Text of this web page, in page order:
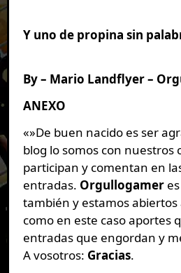
Y uno de propina sin
By – Mario Landflyer –
ANEXO
«»De buen nacido es ser
blog lo somos con nuestros
participan y comentan en
entradas. Orgullogameres
también y estamos abiertos
como en este caso aportes
entradas que engordan y
A vosotros: Gracias.